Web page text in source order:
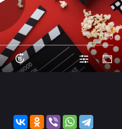
0:00